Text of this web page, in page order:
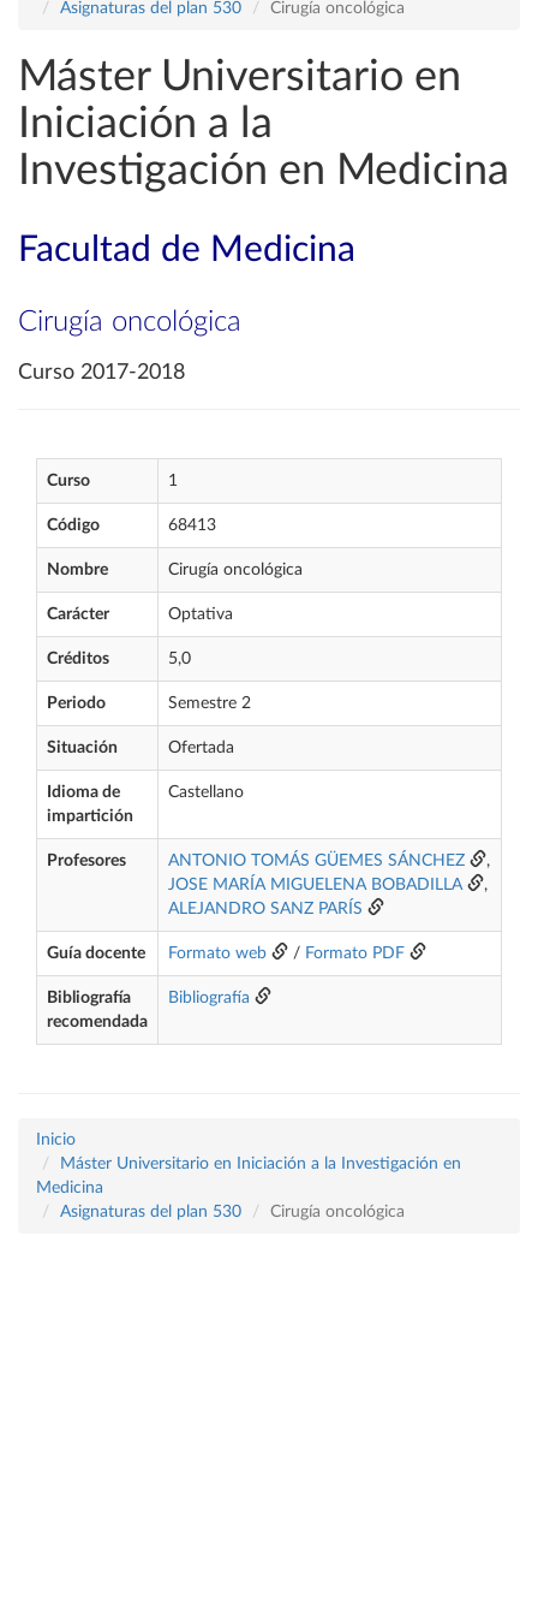
Asignaturas del plan 530
Cirugía oncológica
Máster Universitario en
Iniciación a la
Investigación en Medicina
Facultad de Medicina
Cirugía oncológica
Curso 2017-2018
Curso 1
Código 68413
Nombre Cirugía oncológica
Carácter Optativa
Créditos 5,0
Periodo Semestre 2
Situación Ofertada
Idioma de
impartición
Castellano
Profesores ANTONIO TOMÁS GÜEMES SÁNCHEZ
,
JOSE MARÍA MIGUELENA BOBADILLA
,
ALEJANDRO SANZ PARÍS
Guía docente Formato web / Formato PDF
Bibliografía
recomendada
Bibliografía
Inicio
Máster Universitario en Iniciación a la Investigación en
Medicina
Asignaturas del plan 530
Cirugía oncológica